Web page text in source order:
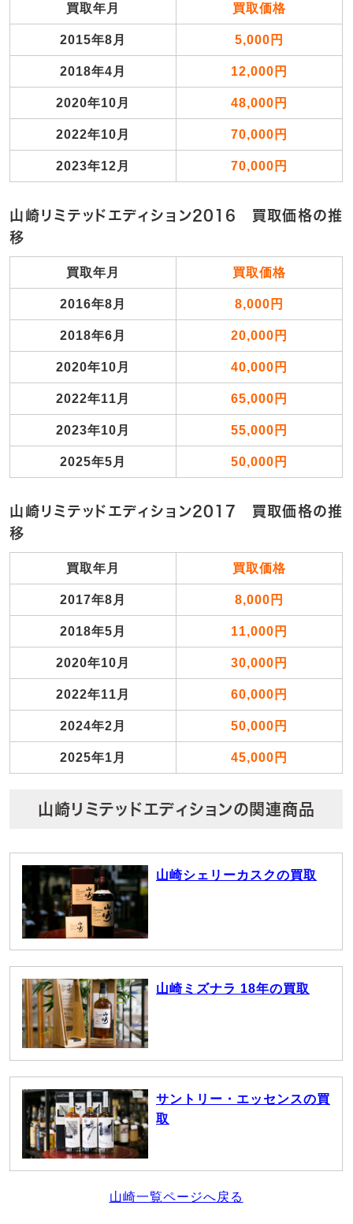
買取年月 買取価格
2015年8月 5,000円
2018年4月 12,000円
2020年10月 48,000円
2022年10月 70,000円
2023年12月 70,000円
山崎リミテッドエディション2016 買取価格の推
移
買取年月 買取価格
2016年8月 8,000円
2018年6月 20,000円
2020年10月 40,000円
2022年11月 65,000円
2023年10月 55,000円
2025年5月 50,000円
山崎リミテッドエディション2017 買取価格の推
移
買取年月 買取価格
2017年8月 8,000円
2018年5月 11,000円
2020年10月 30,000円
2022年11月 60,000円
2024年2月 50,000円
2025年1月 45,000円
山崎リミテッドエディションの関連商品
山崎シェリーカスクの買取
山崎ミズナラ 18年の買取
サントリー・エッセンスの買
取
山崎一覧ページへ戻る